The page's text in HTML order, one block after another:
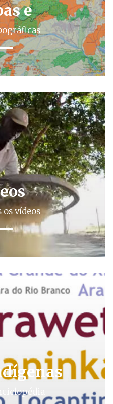
e
os vídeos